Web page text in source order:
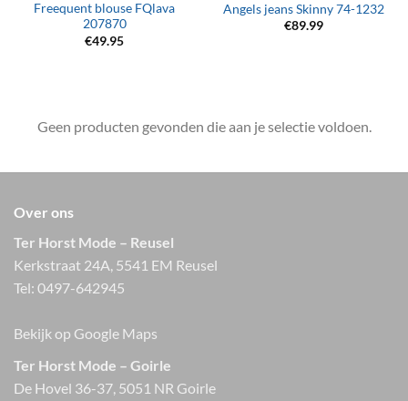
Freequent blouse FQlava
207870
€49.95
Angels jeans Skinny 74-1232
€89.99
Geen producten gevonden die aan je selectie voldoen.
Over ons
Ter Horst Mode – Reusel
Kerkstraat 24A, 5541 EM Reusel
Tel: 0497-642945
Bekijk op Google Maps
Ter Horst Mode – Goirle
De Hovel 36-37, 5051 NR Goirle